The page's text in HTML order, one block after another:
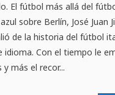
El fútbol más allá del
sobre Berlín, José Juan
de la historia del fútbol
idioma. Con el tiempo le
más el recor...